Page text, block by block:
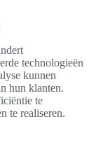
technologieën
kunnen
hun klanten.
te
te realiseren.